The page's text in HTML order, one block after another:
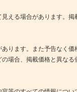
える場合があります。
ります。また予告なく
場合、掲載価格と異な